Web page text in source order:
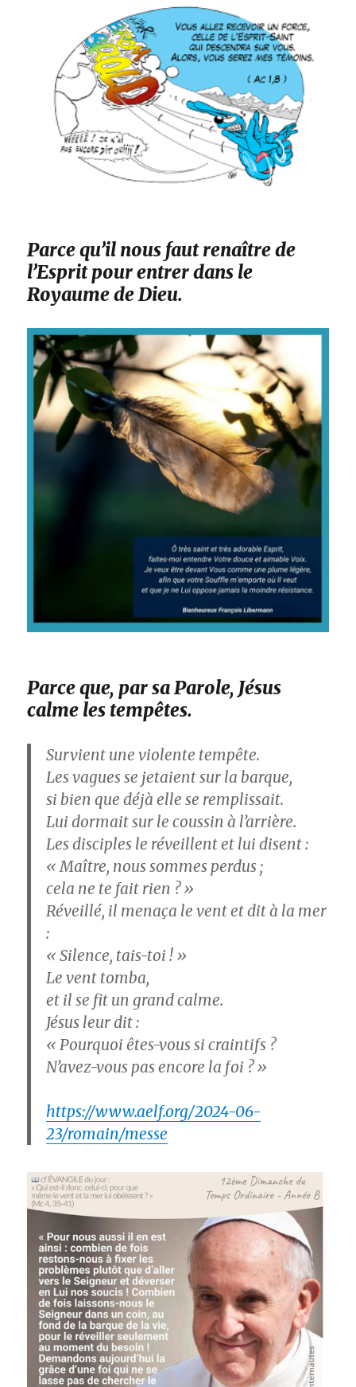
Parce qu’il nous faut renaître de
l’Esprit pour entrer dans le
Royaume de Dieu.
Parce que, par sa Parole, Jésus
calme les tempêtes.
Survient une violente tempête.
Les vagues se jetaient sur la barque,
si bien que déjà elle se remplissait.
Lui dormait sur le coussin à l’arrière.
Les disciples le réveillent et lui disent :
« Maître, nous sommes perdus ;
cela ne te fait rien ? »
Réveillé, il menaça le vent et dit à la mer
:
« Silence, tais-toi ! »
Le vent tomba,
et il se fit un grand calme.
Jésus leur dit :
« Pourquoi êtes-vous si craintifs ?
N’avez-vous pas encore la foi ? »
https://www.aelf.org/2024-06-
23/romain/messe